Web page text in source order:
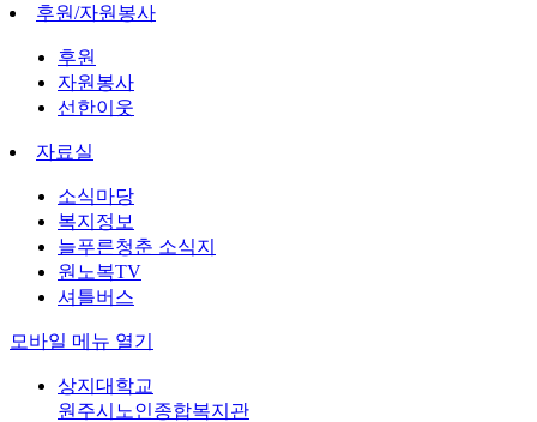
후원/자원봉사
후원
자원봉사
선한이웃
자료실
소식마당
복지정보
늘푸른청춘 소식지
원노복TV
셔틀버스
모바일 메뉴 열기
상지대학교
원주시노인종합복지관